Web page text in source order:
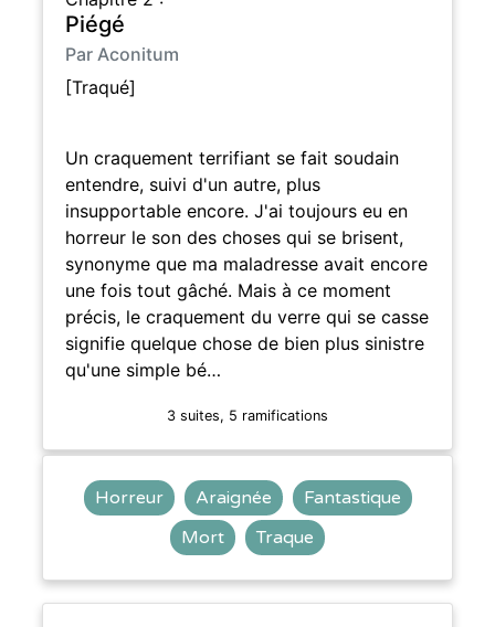
Piégé
Par Aconitum
[Traqué]
Un craquement terrifiant se fait soudain
entendre, suivi d'un autre, plus
insupportable encore. J'ai toujours eu en
horreur le son des choses qui se brisent,
synonyme que ma maladresse avait encore
une fois tout gâché. Mais à ce moment
précis, le craquement du verre qui se casse
signifie quelque chose de bien plus sinistre
qu'une simple bé…
3 suites, 5 ramifications
Horreur Araignée
Fantastique
Mort
Traque